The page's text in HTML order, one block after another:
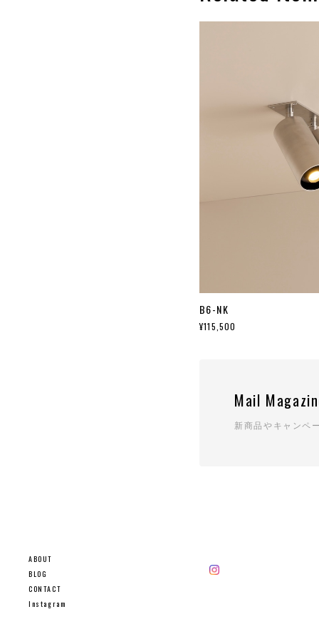
ABOUT
BLOG
CONTACT
Instagram
B6-NK
¥115,500
Mail
新商品やキャンペ